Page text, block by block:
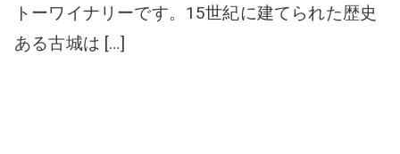
トーワイナリーです。15世紀に建てられた歴史
ある古城は […]